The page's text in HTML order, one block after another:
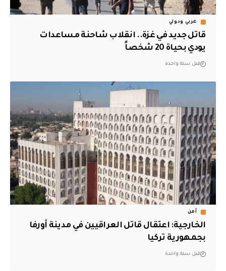
عربي ودولي
قاتل جديد في غزة.. انقلاب شاحنة مساعدات
يودي بحياة 20 شخصاً
قبل سنة واحدة
أمن
الخارجية: اعتقال قاتل العراقيين في مدينة أورفا
بجمهورية تركيا
قبل سنة واحدة